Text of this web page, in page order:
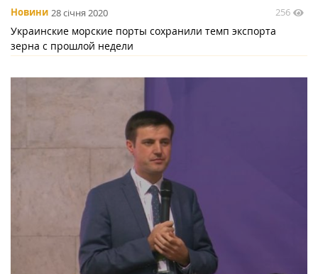
Новини 28 січня 2020 256
Украинские морские порты сохранили темп экспорта
зерна с прошлой недели